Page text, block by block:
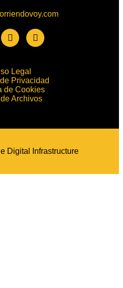
Legal
Privacidad
de Cookies
Archivos
Digital Infrastructure